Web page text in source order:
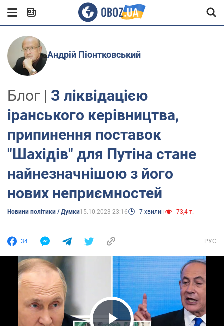
Андрій Піонтковський
Блог | З ліквідацією
іранського керівництва,
припинення поставок
"Шахідів" для Путіна стане
найнезначнішою з його
нових неприємностей
Новини політики / Думки15.10.2023 23:16 7 хвилин 73,4 т.
34 РУС